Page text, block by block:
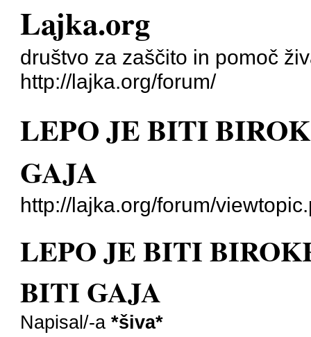
Lajka.org
društvo za zaščito in pomoč
http://lajka.org/forum/
LEPO JE BITI
GAJA
http://lajka.org/forum/
LEPO JE BITI
BITI GAJA
Napisal/-a*šiva*